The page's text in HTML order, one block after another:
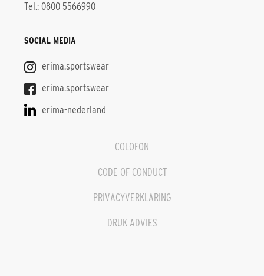
Tel.: 0800 5566990
SOCIAL MEDIA
erima.sportswear
erima.sportswear
erima-nederland
COLOFON
CODE OF CONDUCT
PRIVACYVERKLARING
DRUK ADVIES